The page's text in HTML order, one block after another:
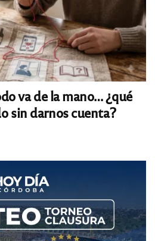
va de la mano… ¿qué
sin darnos cuenta?